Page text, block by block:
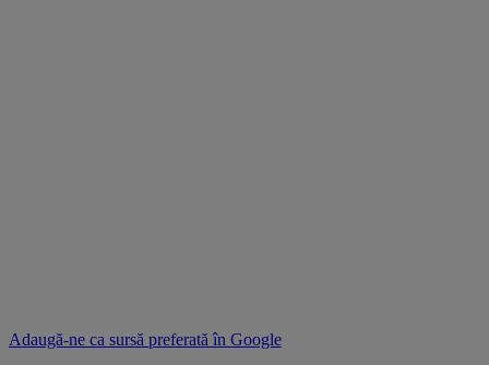
Adaugă-ne ca sursă preferată în Google